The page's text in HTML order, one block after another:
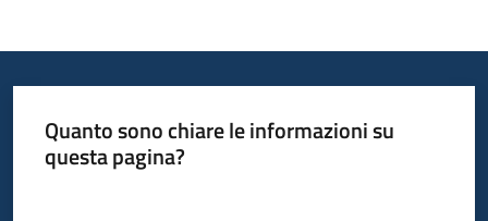
Quanto sono chiare le informazioni su
questa pagina?